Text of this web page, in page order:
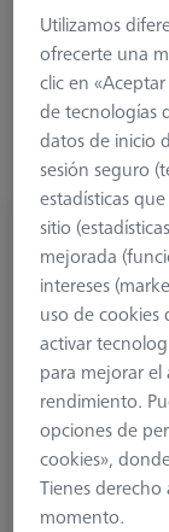
Nudillos y
Junta de
626103-6180-001
Utilizamos
ofrecerte una
clic en
de tecnologías
datos de inicio
sesión seguro
estadísticas
sitio
mejorada
intereses
uso de
activar
para mejorar el
rendimiento.
opciones de
cookies»,
Tienes
momento.